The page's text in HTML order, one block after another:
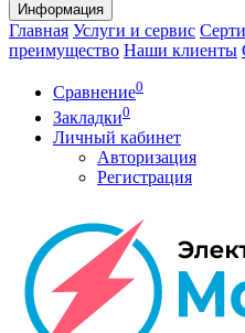
Информация
Главная Услуги и сервис
преимущество Наши клиенты
Сравнение0
Закладки0
Личный кабинет
Авторизация
Регистрация